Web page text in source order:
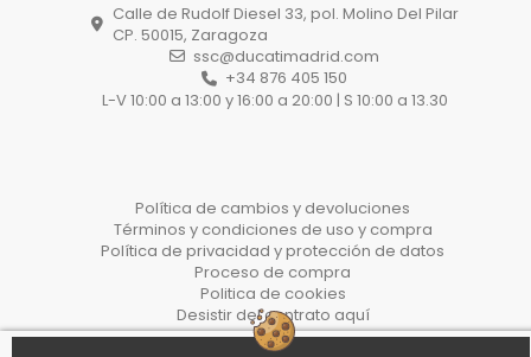
Calle de Rudolf Diesel 33, pol. Molino Del Pilar
CP. 50015, Zaragoza
ssc@ducatimadrid.com
+34 876 405 150
L-V 10:00 a 13:00 y 16:00 a 20:00 | S 10:00 a 13.30
Política de cambios y devoluciones
Términos y condiciones de uso y compra
Política de privacidad y protección de datos
Proceso de compra
Politica de cookies
Desistir del contrato aquí